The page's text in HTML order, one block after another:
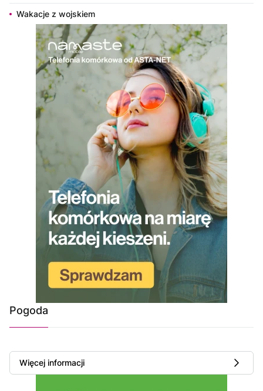
Wakacje z wojskiem
Pogoda
Więcej informacji